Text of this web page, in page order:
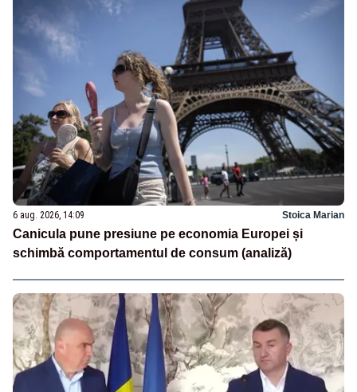
6 aug. 2026, 14:09 Stoica Marian
Canicula pune presiune pe economia Europei și
schimbă comportamentul de consum (analiză)